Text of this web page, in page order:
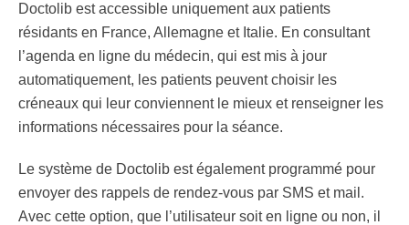
Doctolib est accessible uniquement aux patients
résidants en France, Allemagne et Italie. En consultant
l’agenda en ligne du médecin, qui est mis à jour
automatiquement, les patients peuvent choisir les
créneaux qui leur conviennent le mieux et renseigner les
informations nécessaires pour la séance.
Le système de Doctolib est également programmé pour
envoyer des rappels de rendez-vous par SMS et mail.
Avec cette option, que l’utilisateur soit en ligne ou non, il